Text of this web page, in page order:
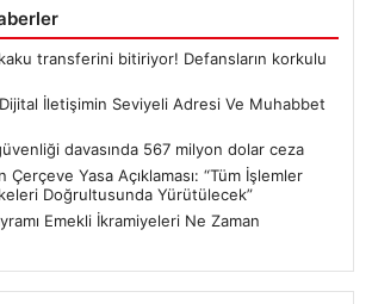
transferini bitiriyor! Defansların korkulu
İletişimin Seviyeli Adresi Ve Muhabbet
davasında 567 milyon dolar ceza
Çerçeve Yasa Açıklaması: “Tüm İşlemler
Doğrultusunda Yürütülecek”
Emekli İkramiyeleri Ne Zaman